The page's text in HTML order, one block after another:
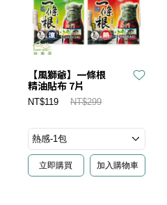
【風獅爺】一條根
精油貼布 7片
NT$119 NT$299
立即購買 加入購物車